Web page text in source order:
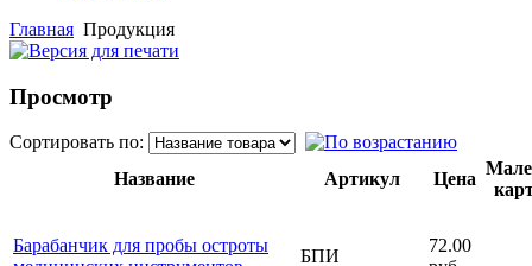
Главная Продукция
Просмотр
Сортировать по:
Название
Артикул Цена
Барабанчик для пробы остроты
БПИ
72.00